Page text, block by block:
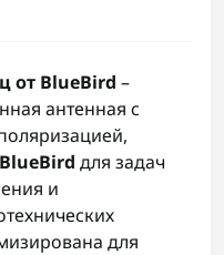
от BlueBird –
антенная с
BlueBird для задач
и
для